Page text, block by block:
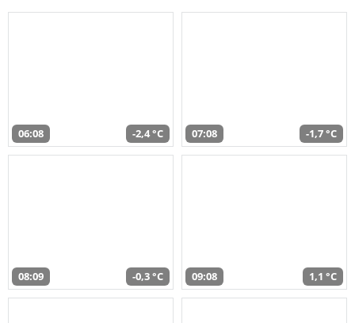
06:08 -2,4 °C 07:08 -1,7 °C
08:09 -0,3 °C 09:08 1,1 °C